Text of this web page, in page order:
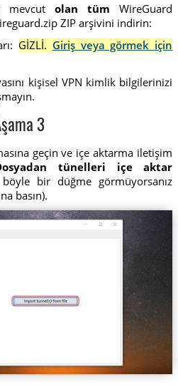
mevcutolan tüm WireGuard
ZIP arşivini indirin:
GİZLİ. Giriş veya görmek için
kişisel VPN kimlik bilgilerinizi
3
geçin ve içe aktarma iletişim
tünelleri içe aktar
bir düğme görmüyorsanız
basın).